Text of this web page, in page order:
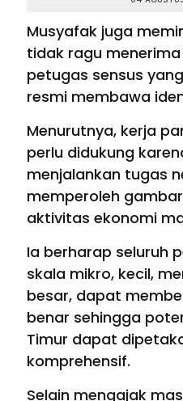
Musyafak juga
tidak ragu
petugas sensus
resmi membawa
Menurutnya, kerja
perlu didukung
menjalankan tugas
memperoleh
aktivitas ekonomi
Ia berharap seluruh
skala mikro, kecil,
besar, dapat
benar sehingga
Timur dapat
komprehensif.
Selain mengajak